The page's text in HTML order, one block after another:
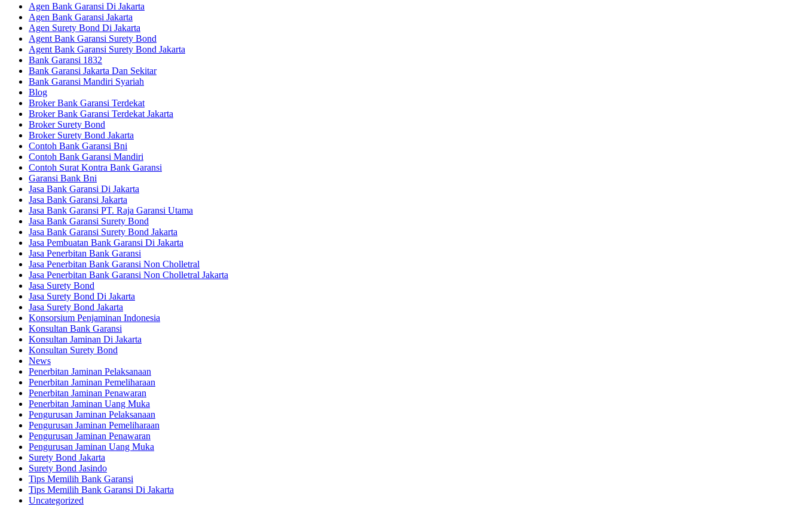
Agen Bank Garansi Di Jakarta
Agen Bank Garansi Jakarta
Agen Surety Bond Di Jakarta
Agent Bank Garansi Surety Bond
Agent Bank Garansi Surety Bond Jakarta
Bank Garansi 1832
Bank Garansi Jakarta Dan Sekitar
Bank Garansi Mandiri Syariah
Blog
Broker Bank Garansi Terdekat
Broker Bank Garansi Terdekat Jakarta
Broker Surety Bond
Broker Surety Bond Jakarta
Contoh Bank Garansi Bni
Contoh Bank Garansi Mandiri
Contoh Surat Kontra Bank Garansi
Garansi Bank Bni
Jasa Bank Garansi Di Jakarta
Jasa Bank Garansi Jakarta
Jasa Bank Garansi PT. Raja Garansi Utama
Jasa Bank Garansi Surety Bond
Jasa Bank Garansi Surety Bond Jakarta
Jasa Pembuatan Bank Garansi Di Jakarta
Jasa Penerbitan Bank Garansi
Jasa Penerbitan Bank Garansi Non Cholletral
Jasa Penerbitan Bank Garansi Non Cholletral Jakarta
Jasa Surety Bond
Jasa Surety Bond Di Jakarta
Jasa Surety Bond Jakarta
Konsorsium Penjaminan Indonesia
Konsultan Bank Garansi
Konsultan Jaminan Di Jakarta
Konsultan Surety Bond
News
Penerbitan Jaminan Pelaksanaan
Penerbitan Jaminan Pemeliharaan
Penerbitan Jaminan Penawaran
Penerbitan Jaminan Uang Muka
Pengurusan Jaminan Pelaksanaan
Pengurusan Jaminan Pemeliharaan
Pengurusan Jaminan Penawaran
Pengurusan Jaminan Uang Muka
Surety Bond Jakarta
Surety Bond Jasindo
Tips Memilih Bank Garansi
Tips Memilih Bank Garansi Di Jakarta
Uncategorized